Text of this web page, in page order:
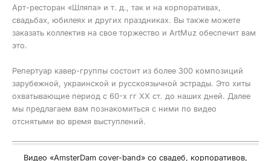
Арт-ресторан «Шляпа» и т. д., так и на корпоративах,
свадьбах, юбилеях и других праздниках. Вы также можете
заказать коллектив на свое торжество и ArtMuz обеспечит вам
это.
Репертуар кавер-группы состоит из более 300 композиций
зарубежной, украинской и русскоязычной эстрады. Это хиты
охватывающие период с 60-х гг ХХ ст. до наших дней. Далее
мы предлагаем вам познакомиться с ними по видео
отснятыми во время выступлений.
Видео «AmsterDam cover-band» со свадеб, корпоративов,